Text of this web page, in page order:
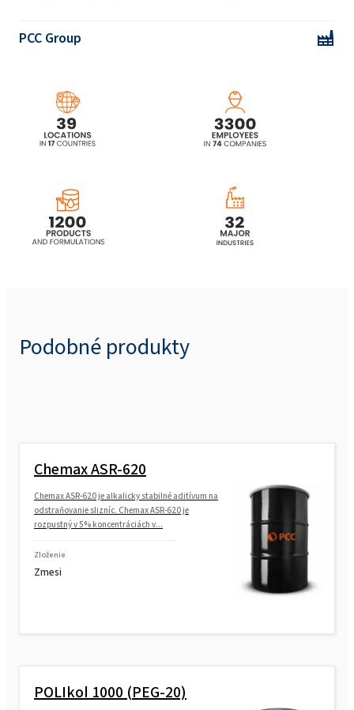
PCC Group
Podobné produkty
Chemax ASR-620
Chemax ASR-620 je alkalicky stabilné aditívum na
odstraňovanie slizníc. Chemax ASR-620 je
rozpustný v 5% koncentráciách v...
Zloženie
Zmesi
POLIkol 1000 (PEG-20)